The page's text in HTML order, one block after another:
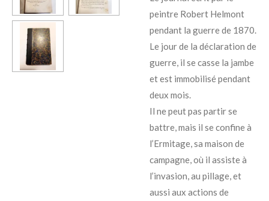
peintre Robert Helmont
pendant la guerre de 1870.
Le jour de la déclaration de
guerre, il se casse la jambe
et est immobilisé pendant
deux mois.
Il ne peut pas partir se
battre, mais il se confine à
l’Ermitage, sa maison de
campagne, où il assiste à
l’invasion, au pillage, et
aussi aux actions de